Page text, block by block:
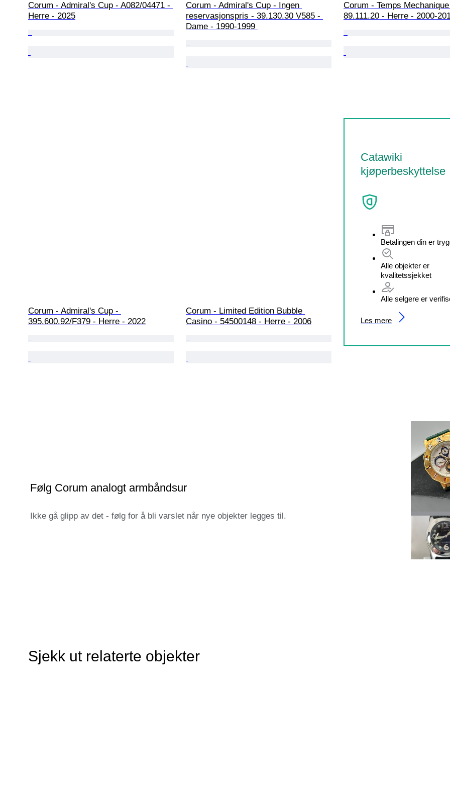
Corum - Admiral's Cup - A082/04471 -
Herre - 2025
Corum - Admiral's Cup - Ingen
reservasjonspris - 39.130.30 V585 -
Dame - 1990-1999
Corum - Temps
89.111.20 - Herre - 2000-
Corum - Admiral's Cup -
395.600.92/F379 - Herre - 2022
Corum - Limited Edition Bubble
Casino - 54500148 - Herre - 2006
Catawiki
kjøperbeskyttelse
Betalingen din er
Alle objekter er
kvalitetssjekket
Alle selgere er
Les mere
Følg Corum analogt armbåndsur
Ikke gå glipp av det - følg for å bli varslet når nye objekter legges til.
Sjekk ut relaterte objekter